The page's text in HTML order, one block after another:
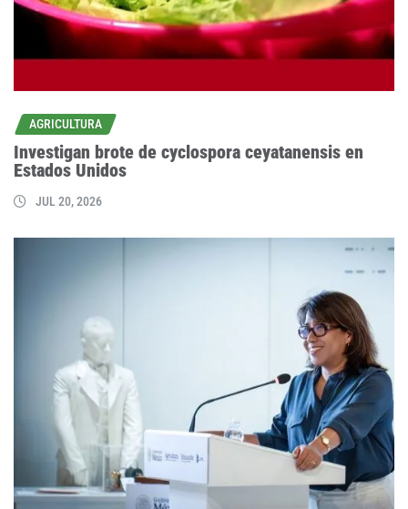
AGRICULTURA
Investigan brote de cyclospora ceyatanensis en
Estados Unidos
JUL 20, 2026